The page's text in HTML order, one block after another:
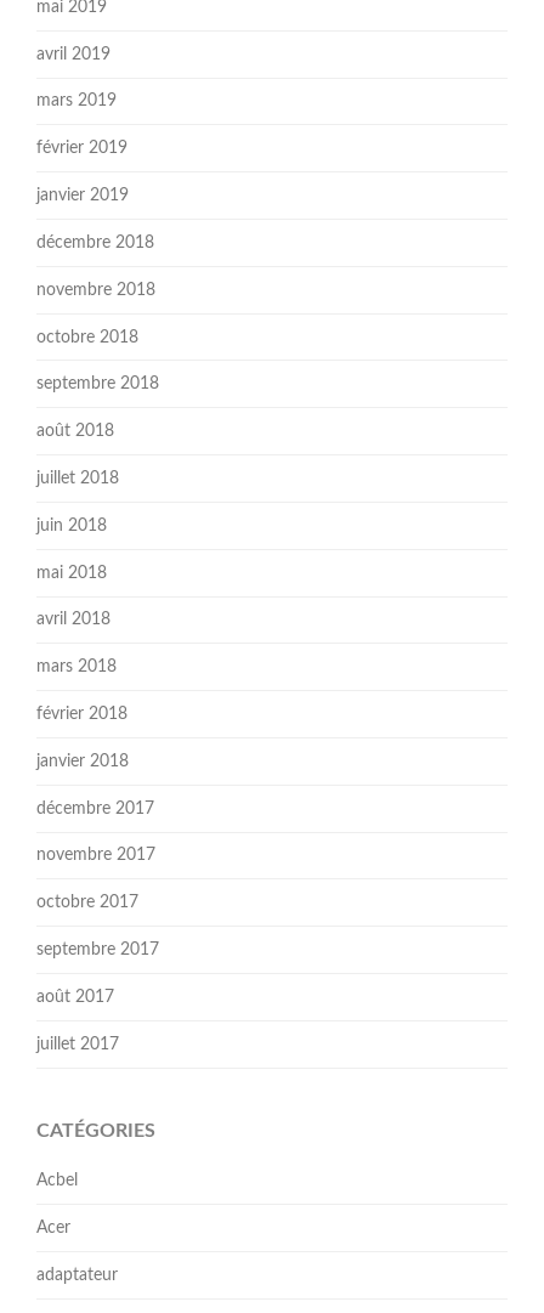
mai 2019
avril 2019
mars 2019
février 2019
janvier 2019
décembre 2018
novembre 2018
octobre 2018
septembre 2018
août 2018
juillet 2018
juin 2018
mai 2018
avril 2018
mars 2018
février 2018
janvier 2018
décembre 2017
novembre 2017
octobre 2017
septembre 2017
août 2017
juillet 2017
CATÉGORIES
Acbel
Acer
adaptateur